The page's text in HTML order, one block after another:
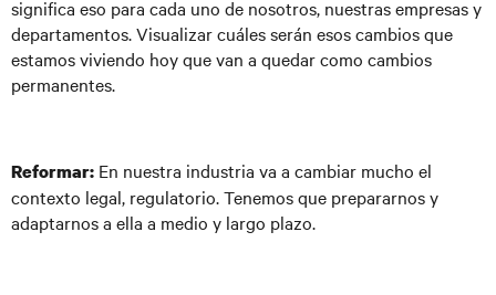
significa eso para cada uno de nosotros, nuestras empresas y
departamentos. Visualizar cuáles serán esos cambios que
estamos viviendo hoy que van a quedar como cambios
permanentes.
Reformar: En nuestra industria va a cambiar mucho el
contexto legal, regulatorio. Tenemos que prepararnos y
adaptarnos a ella a medio y largo plazo.